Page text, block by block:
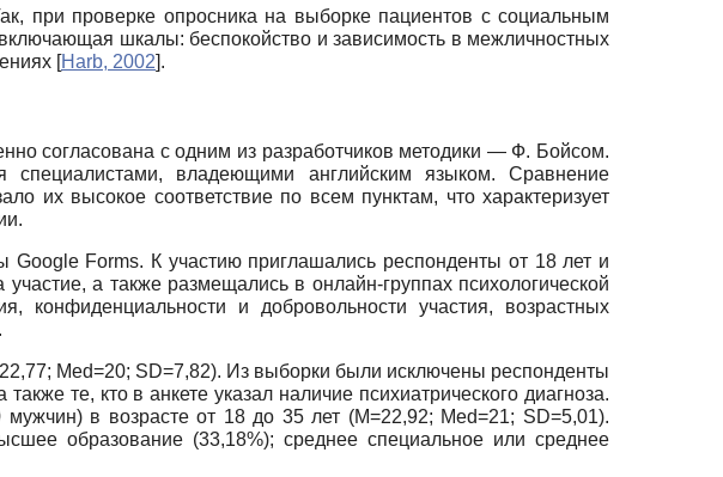
при проверке опросника на выборке пациентов с социальным
шкалы: беспокойство и зависимость в межличностных
[Harb, 2002].
согласована с одним из разработчиков методики — Ф. Бойсом.
владеющими английским языком. Сравнение
их высокое соответствие по всем пунктам, что характеризует
Google Forms. К участию приглашались респонденты от 18 лет и
а также размещались в онлайн-группах психологической
конфиденциальности и добровольности участия, возрастных
Med=20; SD=7,82). Из выборки были исключены респонденты
те, кто в анкете указал наличие психиатрического диагноза.
в возрасте от 18 до 35 лет (M=22,92; Med=21; SD=5,01).
образование (33,18%); среднее специальное или среднее